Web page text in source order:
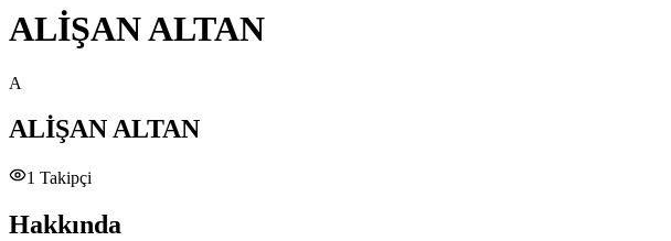
ALİŞAN ALTAN
A
ALİŞAN ALTAN
1 Takipçi
Hakkında